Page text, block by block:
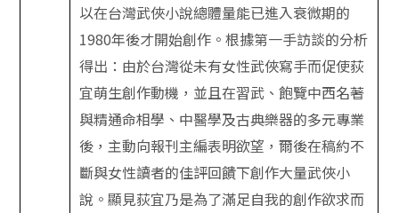
以在台灣武俠小說總體量能已進入衰微期的
1980年後才開始創作。根據第一手訪談的分析
得出：由於台灣從未有女性武俠寫手而促使荻
宜萌生創作動機，並且在習武、飽覽中西名著
與精通命相學、中醫學及古典樂器的多元專業
後，主動向報刊主編表明欲望，爾後在稿約不
斷與女性讀者的佳評回饋下創作大量武俠小
說。顯見荻宜乃是為了滿足自我的創作欲求而